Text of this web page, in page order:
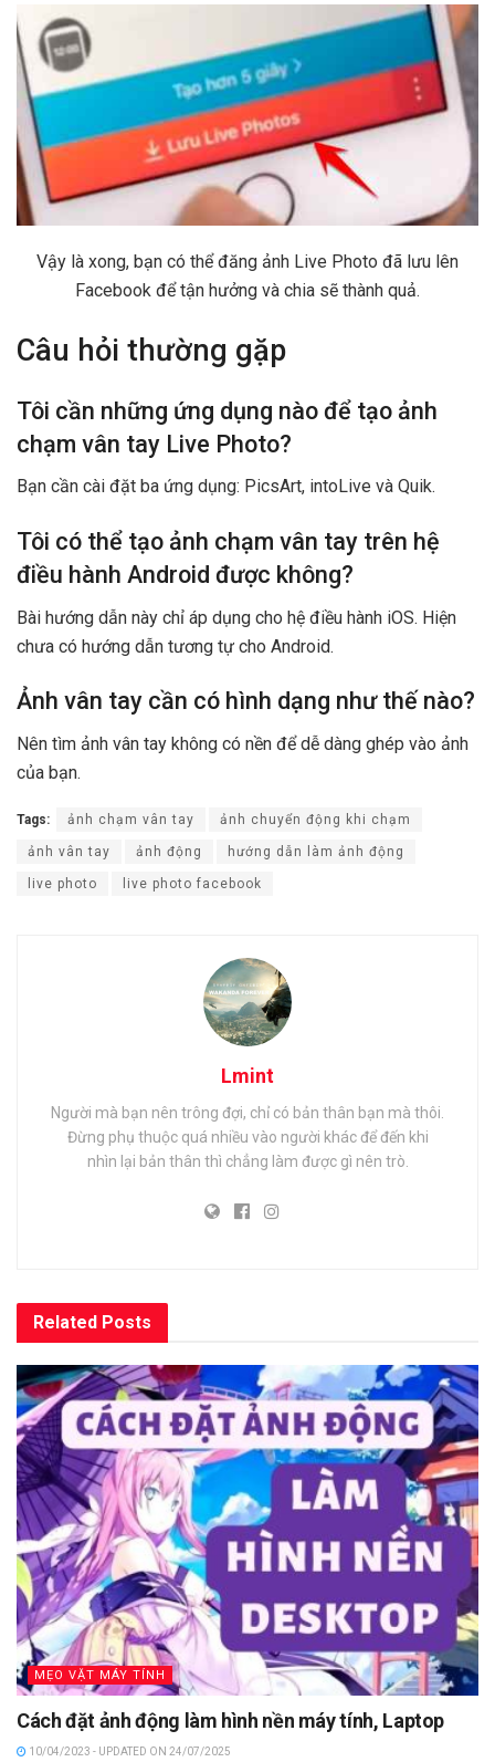
Vậy là xong, bạn có thể đăng ảnh Live Photo đã lưu lên
Facebook để tận hưởng và chia sẽ thành quả.
Câu hỏi thường gặp
Tôi cần những ứng dụng nào để tạo ảnh
chạm vân tay Live Photo?
Bạn cần cài đặt ba ứng dụng: PicsArt, intoLive và Quik.
Tôi có thể tạo ảnh chạm vân tay trên hệ
điều hành Android được không?
Bài hướng dẫn này chỉ áp dụng cho hệ điều hành iOS. Hiện
chưa có hướng dẫn tương tự cho Android.
Ảnh vân tay cần có hình dạng như thế nào?
Nên tìm ảnh vân tay không có nền để dễ dàng ghép vào ảnh
của bạn.
Tags: ảnh chạm vân tay ảnh chuyển động khi chạm
ảnh vân tay ảnh động hướng dẫn làm ảnh động
live photo live photo facebook
Lmint
Người mà bạn nên trông đợi, chỉ có bản thân bạn mà thôi.
Đừng phụ thuộc quá nhiều vào người khác để đến khi
nhìn lại bản thân thì chẳng làm được gì nên trò.
Related Posts
MẸO VẶT MÁY TÍNH
Cách đặt ảnh động làm hình nền máy tính, Laptop
10/04/2023 - UPDATED ON 24/07/2025